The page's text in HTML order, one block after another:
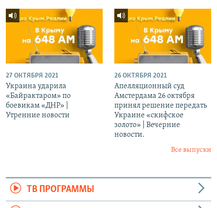
27 ОКТЯБРЯ 2021
Украина ударила
«Байрактаром» по
боевикам «ДНР» |
Утренние новости
26 ОКТЯБРЯ 2021
Апелляционный суд
Амстердама 26 октября
принял решение передать
Украине «скифское
золото» | Вечерние
новости.
Все выпуски
ТВ ПРОГРАММЫ